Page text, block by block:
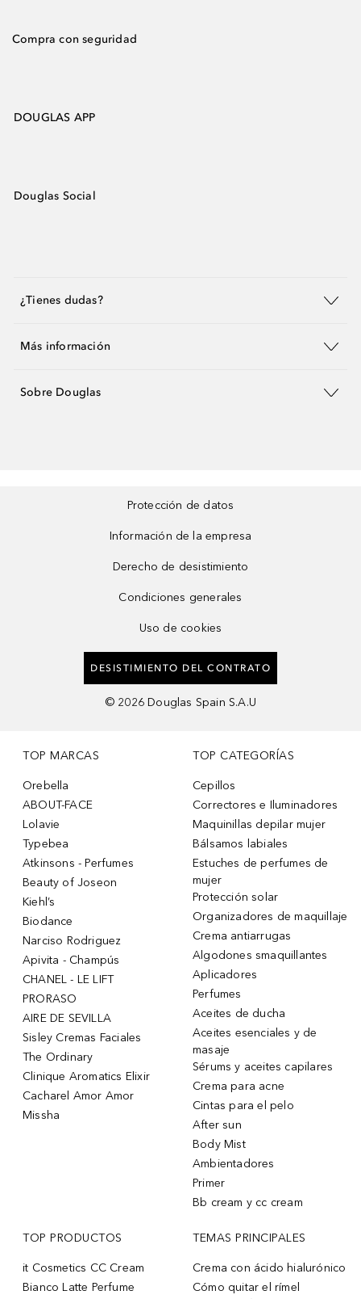
Compra con seguridad
DOUGLAS APP
Douglas Social
¿Tienes dudas?
Más información
Sobre Douglas
Protección de datos
Información de la empresa
Derecho de desistimiento
Condiciones generales
Uso de cookies
DESISTIMIENTO DEL CONTRATO
© 2026 Douglas Spain S.A.U
TOP MARCAS
Orebella
ABOUT-FACE
Lolavie
Typebea
Atkinsons - Perfumes
Beauty of Joseon
Kiehl’s
Biodance
Narciso Rodriguez
Apivita - Champús
CHANEL - LE LIFT
PRORASO
AIRE DE SEVILLA
Sisley Cremas Faciales
The Ordinary
Clinique Aromatics Elixir
Cacharel Amor Amor
Missha
TOP CATEGORÍAS
Cepillos
Correctores e Iluminadores
Maquinillas depilar mujer
Bálsamos labiales
Estuches de perfumes de
mujer
Protección solar
Organizadores de maquillaje
Crema antiarrugas
Algodones smaquillantes
Aplicadores
Perfumes
Aceites de ducha
Aceites esenciales y de
masaje
Sérums y aceites capilares
Crema para acne
Cintas para el pelo
After sun
Body Mist
Ambientadores
Primer
Bb cream y cc cream
TOP PRODUCTOS
it Cosmetics CC Cream
Bianco Latte Perfume
TEMAS PRINCIPALES
Crema con ácido hialurónico
Cómo quitar el rímel